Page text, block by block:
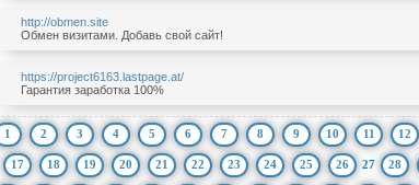
http://obmen.site
Обмен визитами. Добавь свой сайт!
https://project6163.lastpage.at/
Гарантия заработка 100%
1 2 3 4 5 6 7 8 9 10 11 12
17 18 19 20 21 22 23 24 25 26 27 28